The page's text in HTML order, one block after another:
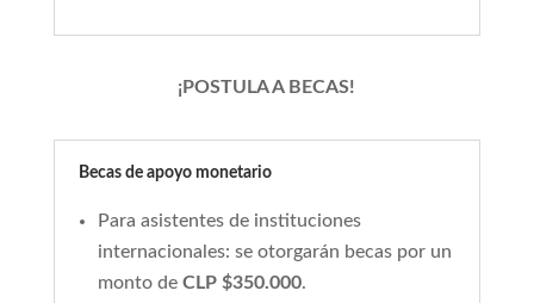
¡POSTULA A BECAS!
Becas de apoyo monetario
Para asistentes de instituciones
internacionales: se otorgarán becas por un
monto de CLP $350.000.